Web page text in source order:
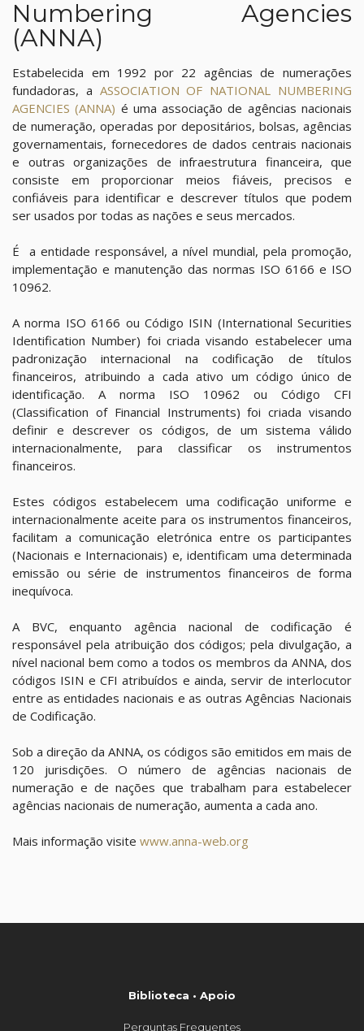
Numbering Agencies
(ANNA)
Estabelecida em 1992 por 22 agências de numerações
fundadoras, a ASSOCIATION OF NATIONAL NUMBERING
AGENCIES (ANNA) é uma associação de agências nacionais
de numeração, operadas por depositários, bolsas, agências
governamentais, fornecedores de dados centrais nacionais
e outras organizações de infraestrutura financeira, que
consiste em proporcionar meios fiáveis, precisos e
confiáveis para identificar e descrever títulos que podem
ser usados por todas as nações e seus mercados.
É a entidade responsável, a nível mundial, pela promoção,
implementação e manutenção das normas ISO 6166 e ISO
10962.
A norma ISO 6166 ou Código ISIN (International Securities
Identification Number) foi criada visando estabelecer uma
padronização internacional na codificação de títulos
financeiros, atribuindo a cada ativo um código único de
identificação. A norma ISO 10962 ou Código CFI
(Classification of Financial Instruments) foi criada visando
definir e descrever os códigos, de um sistema válido
internacionalmente, para classificar os instrumentos
financeiros.
Estes códigos estabelecem uma codificação uniforme e
internacionalmente aceite para os instrumentos financeiros,
facilitam a comunicação eletrónica entre os participantes
(Nacionais e Internacionais) e, identificam uma determinada
emissão ou série de instrumentos financeiros de forma
inequívoca.
A BVC, enquanto agência nacional de codificação é
responsável pela atribuição dos códigos; pela divulgação, a
nível nacional bem como a todos os membros da ANNA, dos
códigos ISIN e CFI atribuídos e ainda, servir de interlocutor
entre as entidades nacionais e as outras Agências Nacionais
de Codificação.
Sob a direção da ANNA, os códigos são emitidos em mais de
120 jurisdições. O número de agências nacionais de
numeração e de nações que trabalham para estabelecer
agências nacionais de numeração, aumenta a cada ano.
Mais informação visite www.anna-web.org
Biblioteca • Apoio
Perguntas Frequentes